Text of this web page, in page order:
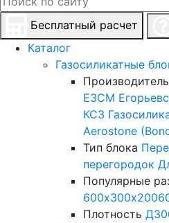
Бесплатный расчет
Каталог
Газосиликатные
Производитель
ЕЗСМ
КСЗ
Aerostone
Тип блока
перегородок
Популярные
600х300х200
Плотность